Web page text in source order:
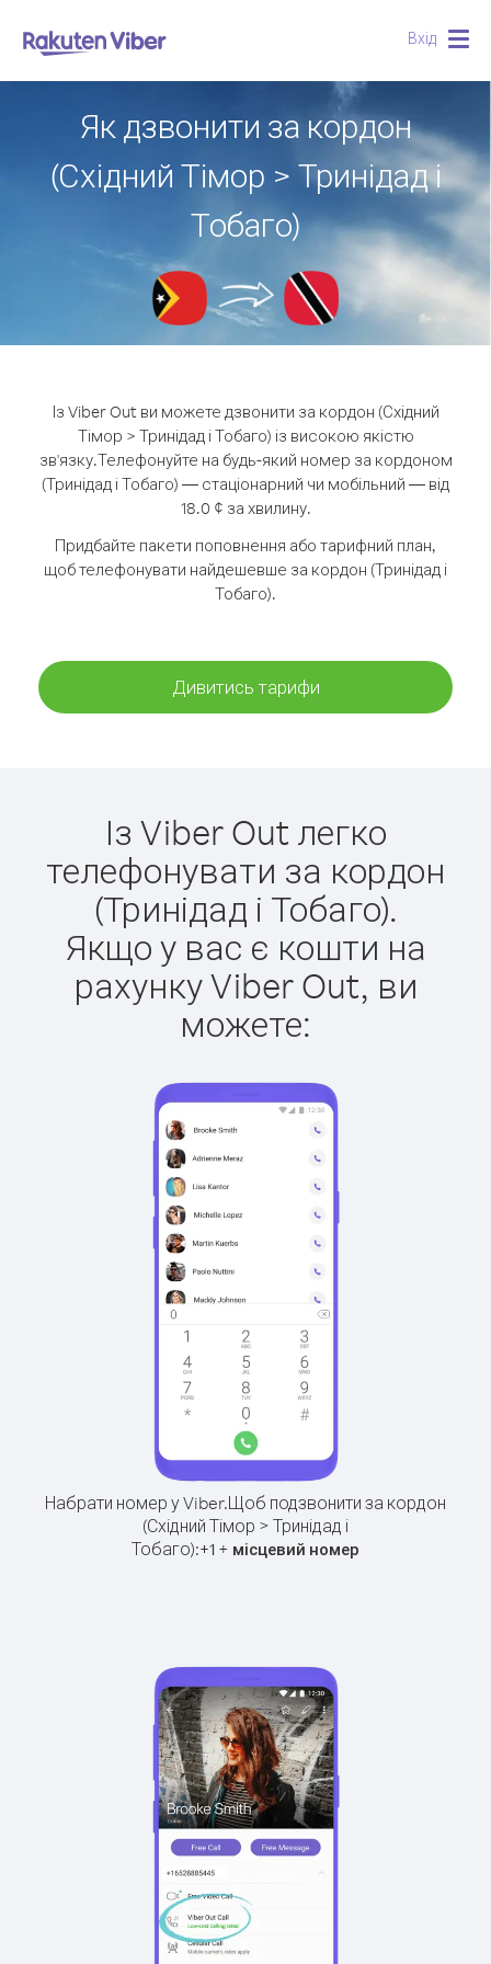
Вхід
Як дзвонити за кордон
(Східний Тімор > Тринідад і
Тобаго)
Із Viber Out ви можете дзвонити за кордон (Східний
Тімор > Тринідад і Тобаго) із високою якістю
зв'язку.Телефонуйте на будь-який номер за кордоном
(Тринідад і Тобаго) — стаціонарний чи мобільний — від
18.0 ¢ за хвилину.
Придбайте пакети поповнення або тарифний план,
щоб телефонувати найдешевше за кордон (Тринідад і
Тобаго).
Дивитись тарифи
Із Viber Out легко
телефонувати за кордон
(Тринідад і Тобаго).
Якщо у вас є кошти на
рахунку Viber Out, ви
можете:
Набрати номер у Viber.Щоб подзвонити за кордон
(Східний Тімор > Тринідад і
Тобаго):+1 + місцевий номер